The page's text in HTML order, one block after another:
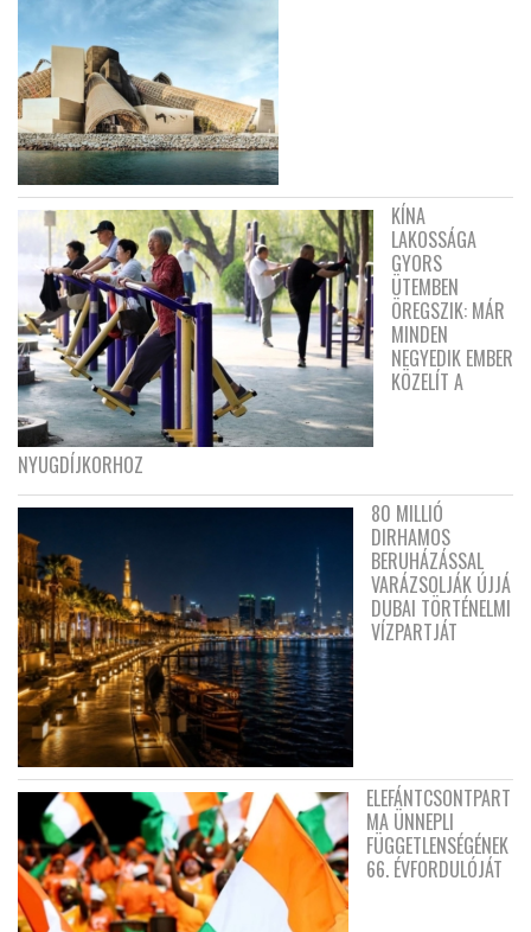
KÍNA
LAKOSSÁGA
GYORS
ÜTEMBEN
ÖREGSZIK: MÁR
MINDEN
NEGYEDIK EMBER
KÖZELÍT A
NYUGDÍJKORHOZ
80 MILLIÓ
DIRHAMOS
BERUHÁZÁSSAL
VARÁZSOLJÁK ÚJJÁ
DUBAI TÖRTÉNELMI
VÍZPARTJÁT
ELEFÁNTCSONTPART
MA ÜNNEPLI
FÜGGETLENSÉGÉNEK
66. ÉVFORDULÓJÁT